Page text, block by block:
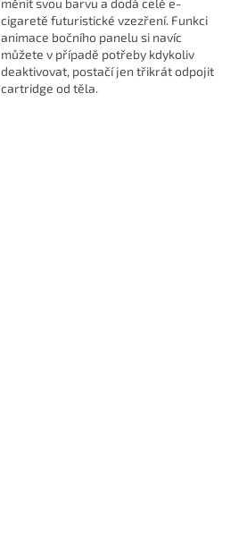
cigaretě futuristické vzezření. Funkci
animace bočního panelu si navíc
můžete v případě potřeby kdykoliv
deaktivovat, postačí jen třikrát odpojit
cartridge od těla.